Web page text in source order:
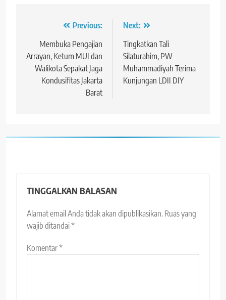
Navigasi
pos
Previous:
Membuka Pengajian
Arrayan, Ketum MUI dan
Walikota Sepakat Jaga
Kondusifitas Jakarta
Barat
Next:
Tingkatkan Tali
Silaturahim, PW
Muhammadiyah Terima
Kunjungan LDII DIY
TINGGALKAN BALASAN
Alamat email Anda tidak akan dipublikasikan. Ruas yang
wajib ditandai*
Komentar*